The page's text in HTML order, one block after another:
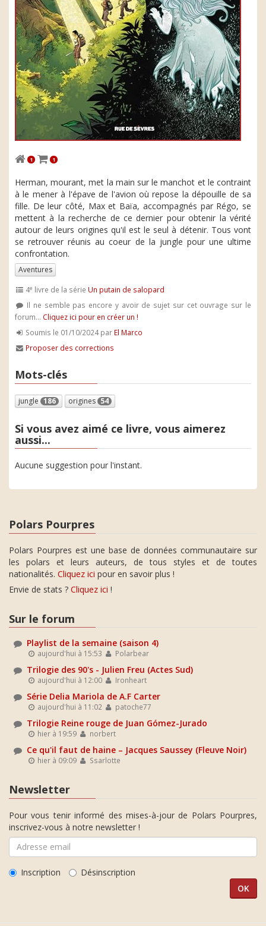
1 1
Herman, mourant, met la main sur le manchot et le contraint
à le mener à l'épave de l'avion où repose la dépouille de sa
fille. De leur côté, Max et Baïa, accompagnés par Régo, se
mettent à la recherche de ce dernier pour obtenir la vérité
autour de leurs origines qu'il est le seul à détenir. Tous vont
se retrouver réunis au coeur de la jungle pour une ultime
confrontation.
Aventures
4e livre de la série Un putain de salopard
Il ne semble pas encore y avoir de sujet sur cet ouvrage sur le
forum... Cliquez ici pour en créer un !
Soumis le 01/10/2024 par El Marco
Proposer des corrections
Mots-clés
jungle 186 origines 54
Si vous avez aimé ce livre, vous aimerez
aussi...
Aucune suggestion pour l'instant.
Polars Pourpres
Polars Pourpres est une base de données communautaire sur
les polars et leurs auteurs, de tous styles et de toutes
nationalités. Cliquez ici pour en savoir plus !
Envie de stats ? Cliquez ici !
Sur le forum
Playlist de la semaine (saison 4)
aujourd'hui à 15:53 Polarbear
Trilogie des 90's - Julien Freu (Actes Sud)
aujourd'hui à 12:00 Ironheart
Série Delia Mariola de A.F Carter
aujourd'hui à 11:02 patoche77
Trilogie Reine rouge de Juan Gómez-Jurado
hier à 19:59 norbert
Ce qu'il faut de haine – Jacques Saussey (Fleuve Noir)
hier à 09:09 Ssarlotte
Newsletter
Pour vous tenir informé des mises-à-jour de Polars Pourpres,
inscrivez-vous à notre newsletter !
Inscription Désinscription